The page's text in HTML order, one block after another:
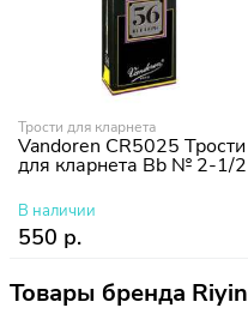
Трости для кларнета
Vandoren CR5025 Трости
для кларнета Bb № 2-1/2
В наличии
550 р.
Товары бренда Riyin